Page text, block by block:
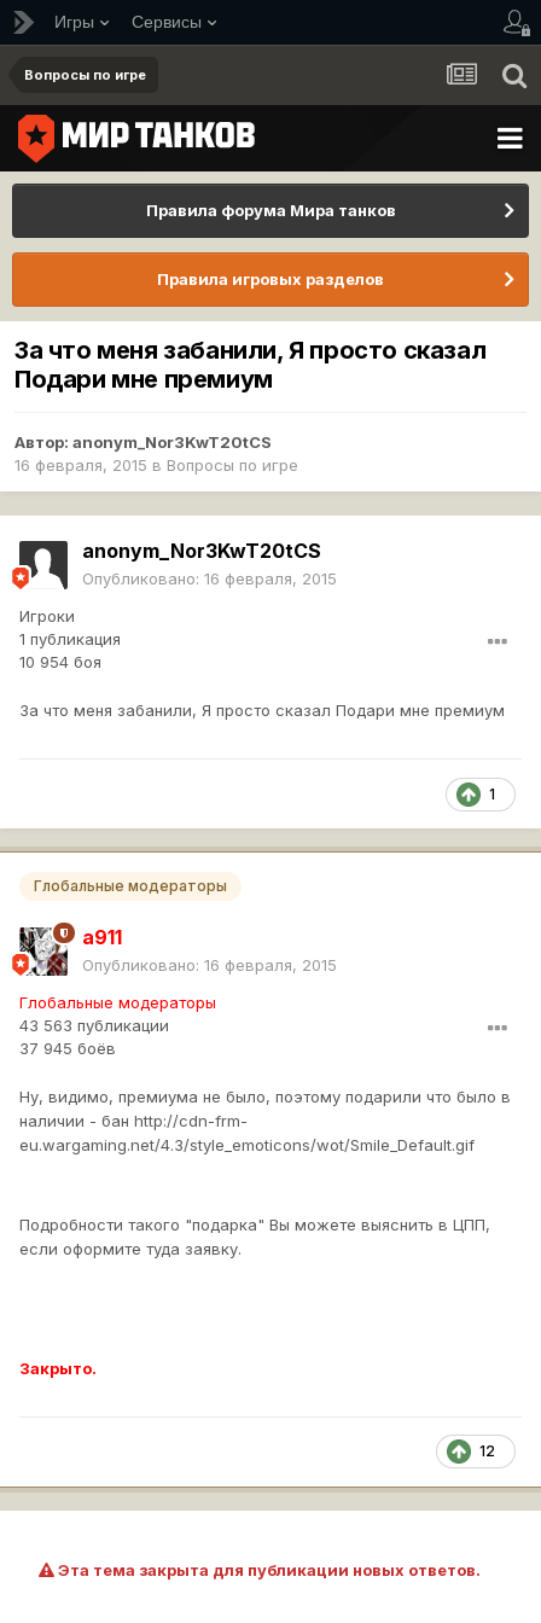
Игры Сервисы
Вопросы по игре
Правила форума Мира танков
Правила игровых разделов
За что меня забанили, Я просто сказал
Подари мне премиум
Автор: anonym_Nor3KwT20tCS
16 февраля, 2015 в Вопросы по игре
anonym_Nor3KwT20tCS
Опубликовано: 16 февраля, 2015
Игроки
1 публикация
10 954 боя
За что меня забанили, Я просто сказал Подари мне премиум
1
Глобальные модераторы
a911
Опубликовано: 16 февраля, 2015
Глобальные модераторы
43 563 публикации
37 945 боёв
Ну, видимо, премиума не было, поэтому подарили что было в
наличии - бан http://cdn-frm-
eu.wargaming.net/4.3/style_emoticons/wot/Smile_Default.gif
Подробности такого "подарка" Вы можете выяснить в ЦПП,
если оформите туда заявку.
Закрыто.
12
Эта тема закрыта для публикации новых ответов.